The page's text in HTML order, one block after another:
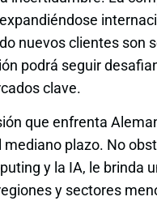
nuevos clientes son
podrá seguir
clave.
que enfrenta
mediano plazo. No
y la IA, le brinda
y sectores